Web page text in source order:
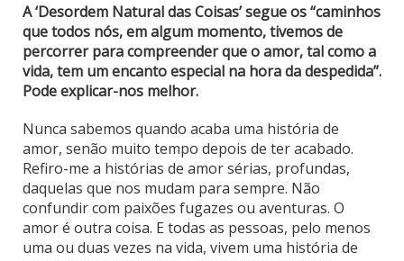
A ‘Desordem Natural das Coisas’ segue os “caminhos
que todos nós, em algum momento, tivemos de
percorrer para compreender que o amor, tal como a
vida, tem um encanto especial na hora da despedida”.
Pode explicar-nos melhor.
Nunca sabemos quando acaba uma história de
amor, senão muito tempo depois de ter acabado.
Refiro-me a histórias de amor sérias, profundas,
daquelas que nos mudam para sempre. Não
confundir com paixões fugazes ou aventuras. O
amor é outra coisa. E todas as pessoas, pelo menos
uma ou duas vezes na vida, vivem uma história de